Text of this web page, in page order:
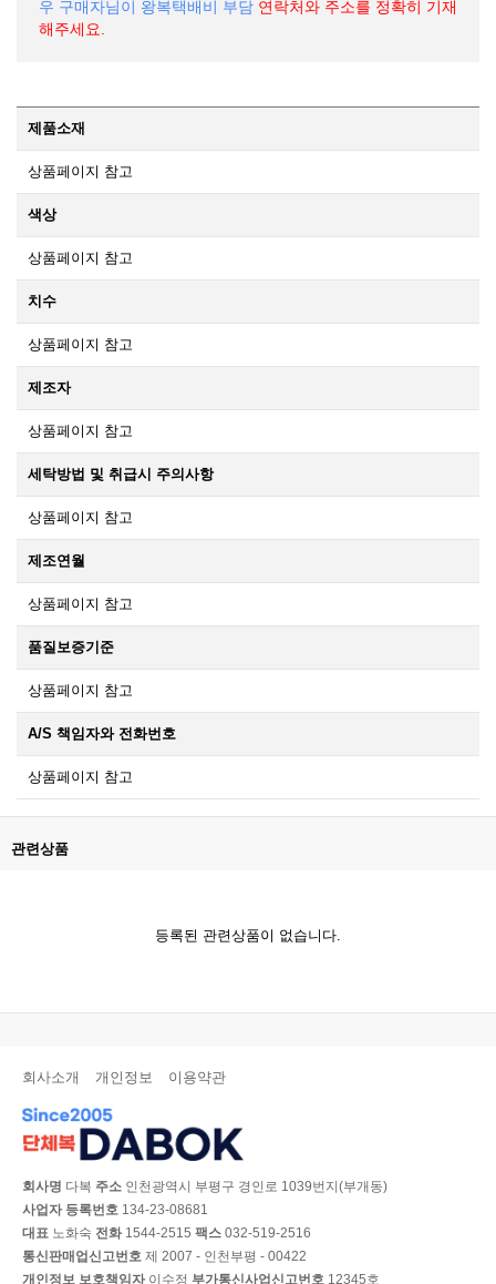
우 구매자님이 왕복택배비 부담 연락처와 주소를 정확히 기재
해주세요.
제품소재
상품페이지 참고
색상
상품페이지 참고
치수
상품페이지 참고
제조자
상품페이지 참고
세탁방법 및 취급시 주의사항
상품페이지 참고
제조연월
상품페이지 참고
품질보증기준
상품페이지 참고
A/S 책임자와 전화번호
상품페이지 참고
관련상품
등록된 관련상품이 없습니다.
회사소개 개인정보 이용약관
회사명 다복 주소 인천광역시 부평구 경인로 1039번지(부개동)
사업자 등록번호 134-23-08681
대표 노화숙 전화 1544-2515 팩스 032-519-2516
통신판매업신고번호 제 2007 - 인천부평 - 00422
개인정보 보호책임자 이수정 부가통신사업신고번호 12345호